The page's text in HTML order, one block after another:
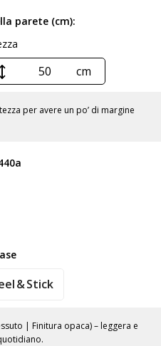
parete (cm):
cm
per avere un po’ di margine
& Stick
| Finitura opaca) – leggera e